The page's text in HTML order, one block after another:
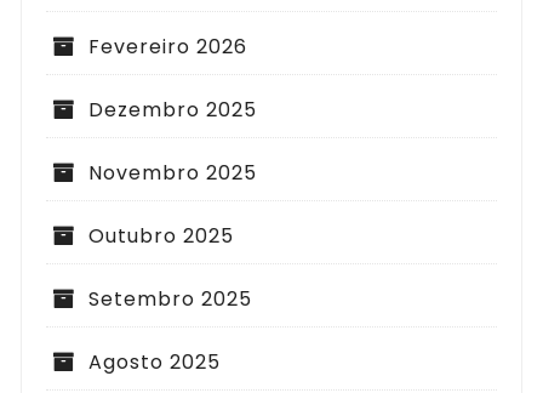
Fevereiro 2026
Dezembro 2025
Novembro 2025
Outubro 2025
Setembro 2025
Agosto 2025